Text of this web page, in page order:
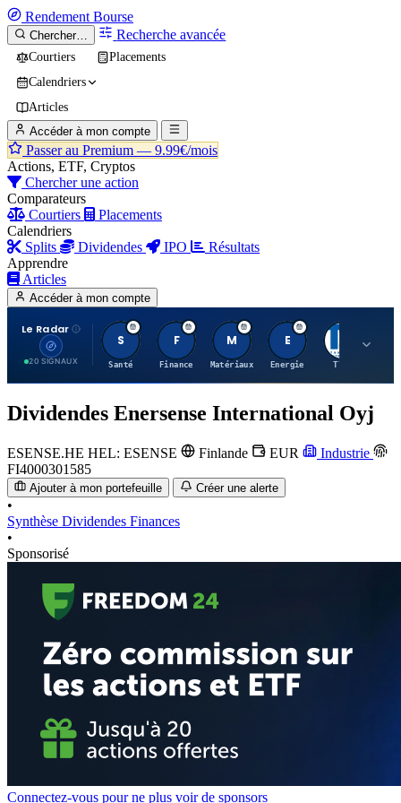
Rendement Bourse
Chercher… Recherche avancée
Courtiers
Placements
Calendriers
Articles
Accéder à mon compte
Passer au Premium — 9.99€/mois
Actions, ETF, Cryptos
Chercher une action
Comparateurs
Courtiers
Placements
Calendriers
Splits
Dividendes IPO
Résultats
Apprendre
Articles
Accéder à mon compte
Le Radar
20 SIGNAUX
S
Santé
F
Finance
M
Matériaux
E
Energie TTWO
Dividendes Enersense International Oyj
ESENSE.HE HEL: ESENSE Finlande EUR
Industrie
FI4000301585
Ajouter à mon portefeuille Créer une alerte
•
Synthèse Dividendes Finances
•
Sponsorisé
Connectez-vous pour ne plus voir de sponsors